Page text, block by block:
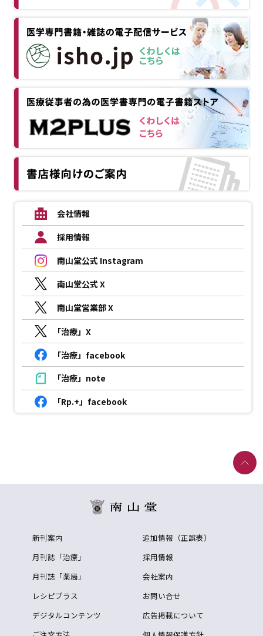
会社情報
採用情報
南山堂公式 Instagram
南山堂公式 X
南山堂営業部 X
「治療」X
「治療」facebook
「治療」note
「Rp.+」facebook
新刊案内
月刊誌「治療」
月刊誌「薬局」
レシピプラス
デジタルコンテンツ
追加情報（正誤表）
採用情報
会社案内
お問い合せ
広告掲載について